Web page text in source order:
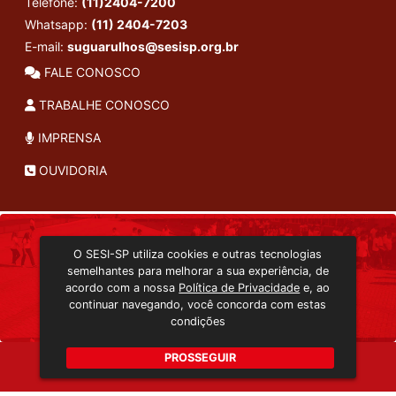
Whatsapp: (11) 2404-7203
E-mail: suguarulhos@sesisp.org.br
FALE CONOSCO
TRABALHE CONOSCO
IMPRENSA
OUVIDORIA
INSTITUCIONAL
TRANSMISSÃO ON-LINE
EDITORA SESI-SP
CONSULTA AO ACERVO
Copyright 2026 © Todos os direitos reservados. -
O SESI-SP utiliza cookies e outras tecnologias
semelhantes para melhorar a sua experiência, de
acordo com a nossa Política de Privacidade e, ao
continuar navegando, você concorda com estas
condições
PROSSEGUIR